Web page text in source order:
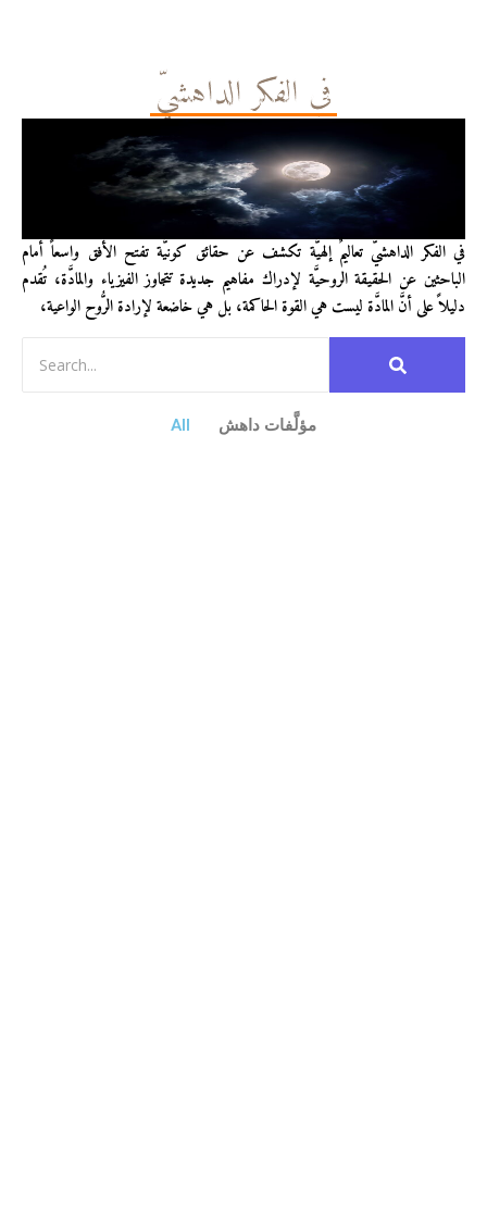
في الفكر الداهشيّ
في الفكر الداهشيّ تعاليمٌ إلهيَّة تكشف عن حقائق كونيَّة تفتح الأفق واسعاً أمام
الباحثين عن الحقيقة الروحيَّة لإدراك مفاهيم جديدة تتجاوز الفيزياء والمادَّة، تُقدم
دليلاً على أنَّ المادَّة ليست هي القوة الحاكمة، بل هي خاضعة لإرادة الرُّوح الواعية،
All مؤلَّفات داهش